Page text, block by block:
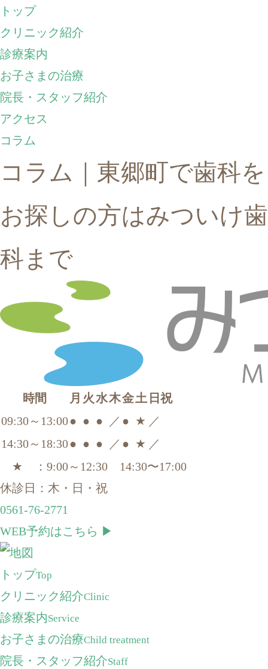
トップ
クリニック紹介
診療案内
お子さまの治療
院長・スタッフ紹介
アクセス
コラム
コラム｜東郷町で歯科を
お探しの方はみついけ歯
科まで
時間 月 火 水木金土 日祝
09:30～13:00● ● ● ／ ● ★ ／
14:30～18:30● ● ● ／ ● ★ ／
★ ：9:00～12:30 14:30〜17:00
休診日：木・日・祝
0561-76-2771
WEB予約はこちら ▶
トップTop
クリニック紹介Clinic
診療案内Service
お子さまの治療Child treatment
院長・スタッフ紹介Staff